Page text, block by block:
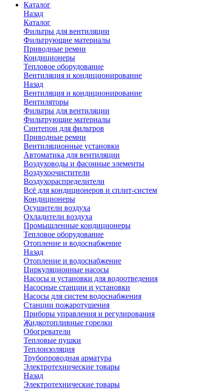
Каталог
Назад
Каталог
Фильтры для вентиляции
Фильтрующие материалы
Приводные ремни
Кондиционеры
Тепловое оборудование
Вентиляция и кондиционирование
Назад
Вентиляция и кондиционирование
Вентиляторы
Фильтры для вентиляции
Фильтрующие материалы
Синтепон для фильтров
Приводные ремни
Вентиляционные установки
Автоматика для вентиляции
Воздуховоды и фасонные элементы
Воздухоочистители
Воздухораспределители
Всё для кондиционеров и сплит-систем
Кондиционеры
Осушители воздуха
Охладители воздуха
Промышленные кондиционеры
Тепловое оборудование
Отопление и водоснабжение
Назад
Отопление и водоснабжение
Циркуляционные насосы
Насосы и установки для водоотведения
Насосные станции и установки
Насосы для систем водоснабжения
Станции пожаротушения
Приборы управления и регулирования
Жидкотопливные горелки
Обогреватели
Тепловые пушки
Теплоизоляция
Трубопроводная арматура
Электротехнические товары
Назад
Электротехнические товары